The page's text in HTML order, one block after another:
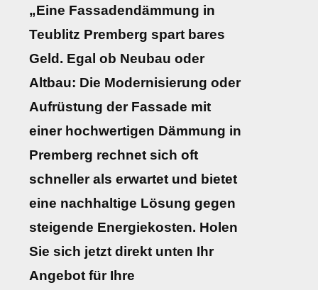
„Eine Fassadendämmung in
Teublitz Premberg spart bares
Geld. Egal ob Neubau oder
Altbau: Die Modernisierung oder
Aufrüstung der Fassade mit
einer hochwertigen Dämmung in
Premberg rechnet sich oft
schneller als erwartet und bietet
eine nachhaltige Lösung gegen
steigende Energiekosten. Holen
Sie sich jetzt direkt unten Ihr
Angebot für Ihre